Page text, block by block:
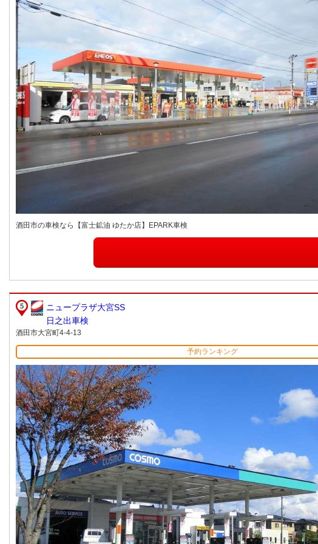
酒田市の車検なら【富士鉱油 ゆたか店】EPARK車検
ニュープラザ大宮SS
日之出車検
酒田市大宮町4-4-13
予約ランキング